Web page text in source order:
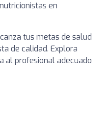
en
tus metas de salud
de calidad. Explora
al profesional adecuado